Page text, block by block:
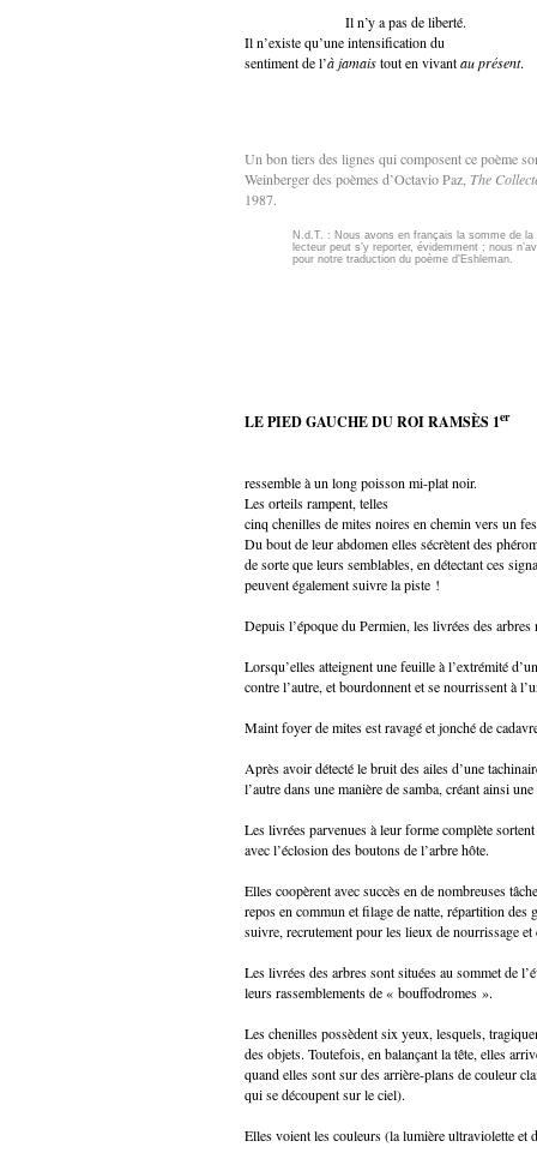
Il n’y a pas de liberté.
Il n’existe qu’une intensification du
sentiment de l’à jamaistout en vivantau présent.
Un bon tiers des lignes qui composent ce poème
Weinberger des poèmes d’Octavio Paz, The
1987.
N.d.T. : Nous avons en français la somme de
lecteur peut s’y reporter, évidemment ; nous
pour notre traduction du poème d’Eshleman.
LE PIED GAUCHE DU ROI RAMSÈS 1er
ressemble à un long poisson mi-plat noir.
Les orteils rampent, telles
cinq chenilles de mites noires en chemin vers un
Du bout de leur abdomen elles sécrètent des
de sorte que leurs semblables, en détectant ces
peuvent également suivre la piste !
Depuis l’époque du Permien, les livrées des arbres
Lorsqu’elles atteignent une feuille à l’extrémité
contre l’autre, et bourdonnent et se nourrissent à
Maint foyer de mites est ravagé et jonché de
Après avoir détecté le bruit des ailes d’une
l’autre dans une manière de samba, créant ainsi
Les livrées parvenues à leur forme complète
avec l’éclosion des boutons de l’arbre hôte.
Elles coopèrent avec succès en de nombreuses
repos en commun et filage de natte, répartition
suivre, recrutement pour les lieux de nourrissage et
Les livrées des arbres sont situées au sommet de
leurs rassemblements de « bouffodromes ».
Les chenilles possèdent six yeux, lesquels,
des objets. Toutefois, en balançant la tête, elles
quand elles sont sur des arrière-plans de couleur
qui se découpent sur le ciel).
Elles voient les couleurs (la lumière ultraviolette et